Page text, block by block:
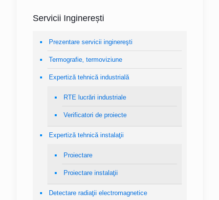
Servicii Inginerești
Prezentare servicii inginereşti
Termografie, termoviziune
Expertiză tehnică industrială
RTE lucrări industriale
Verificatori de proiecte
Expertiză tehnică instalaţii
Proiectare
Proiectare instalaţii
Detectare radiaţii electromagnetice